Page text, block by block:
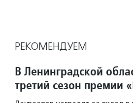
РЕКОМЕНДУЕМ
В Ленинградской
третий сезон премии